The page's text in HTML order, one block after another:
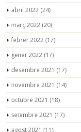
abril 2022 (24)
març 2022 (20)
febrer 2022 (17)
gener 2022 (17)
desembre 2021 (17)
novembre 2021 (14)
octubre 2021 (18)
setembre 2021 (17)
agost 2021 (11)